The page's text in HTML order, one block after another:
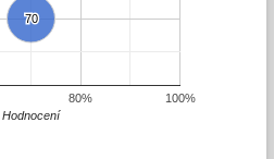
70
70
80% 100%
Hodnocení